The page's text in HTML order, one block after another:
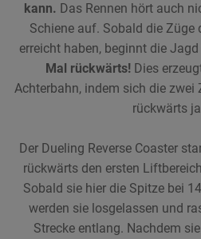
kann. Das Rennen hört auch
Schiene auf. Sobald die Züge
erreicht haben, beginnt die
Mal rückwärts!Dies
Achterbahn, indem sich die zwei
rückwärts
Der Dueling Reverse Coaster
rückwärts den ersten
Sobald sie hier die Spitze bei
werden sie losgelassen und
Strecke entlang. Nachdem